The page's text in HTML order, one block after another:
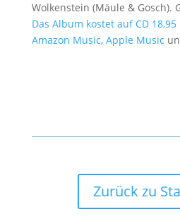
Wolkenstein (Mäule & Gosch).
Das Album kostet auf CD 18,95
Amazon Music, Apple Music
Zurück zu